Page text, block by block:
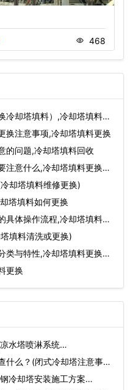
468
冷却塔填料）,冷却塔填料更
换注意事项,冷却塔填料更换
的问题,冷却塔填料回收
注意什么,冷却塔填料更换周
却塔填料维修更换)
塔填料如何更换
具体操作流程,冷却塔填料安
填料清洗或更换)
类与特性,冷却塔填料更换的
更换
水塔喷淋系统…
么？(闭式冷却塔注意事项)
冷却塔安装施工方案…